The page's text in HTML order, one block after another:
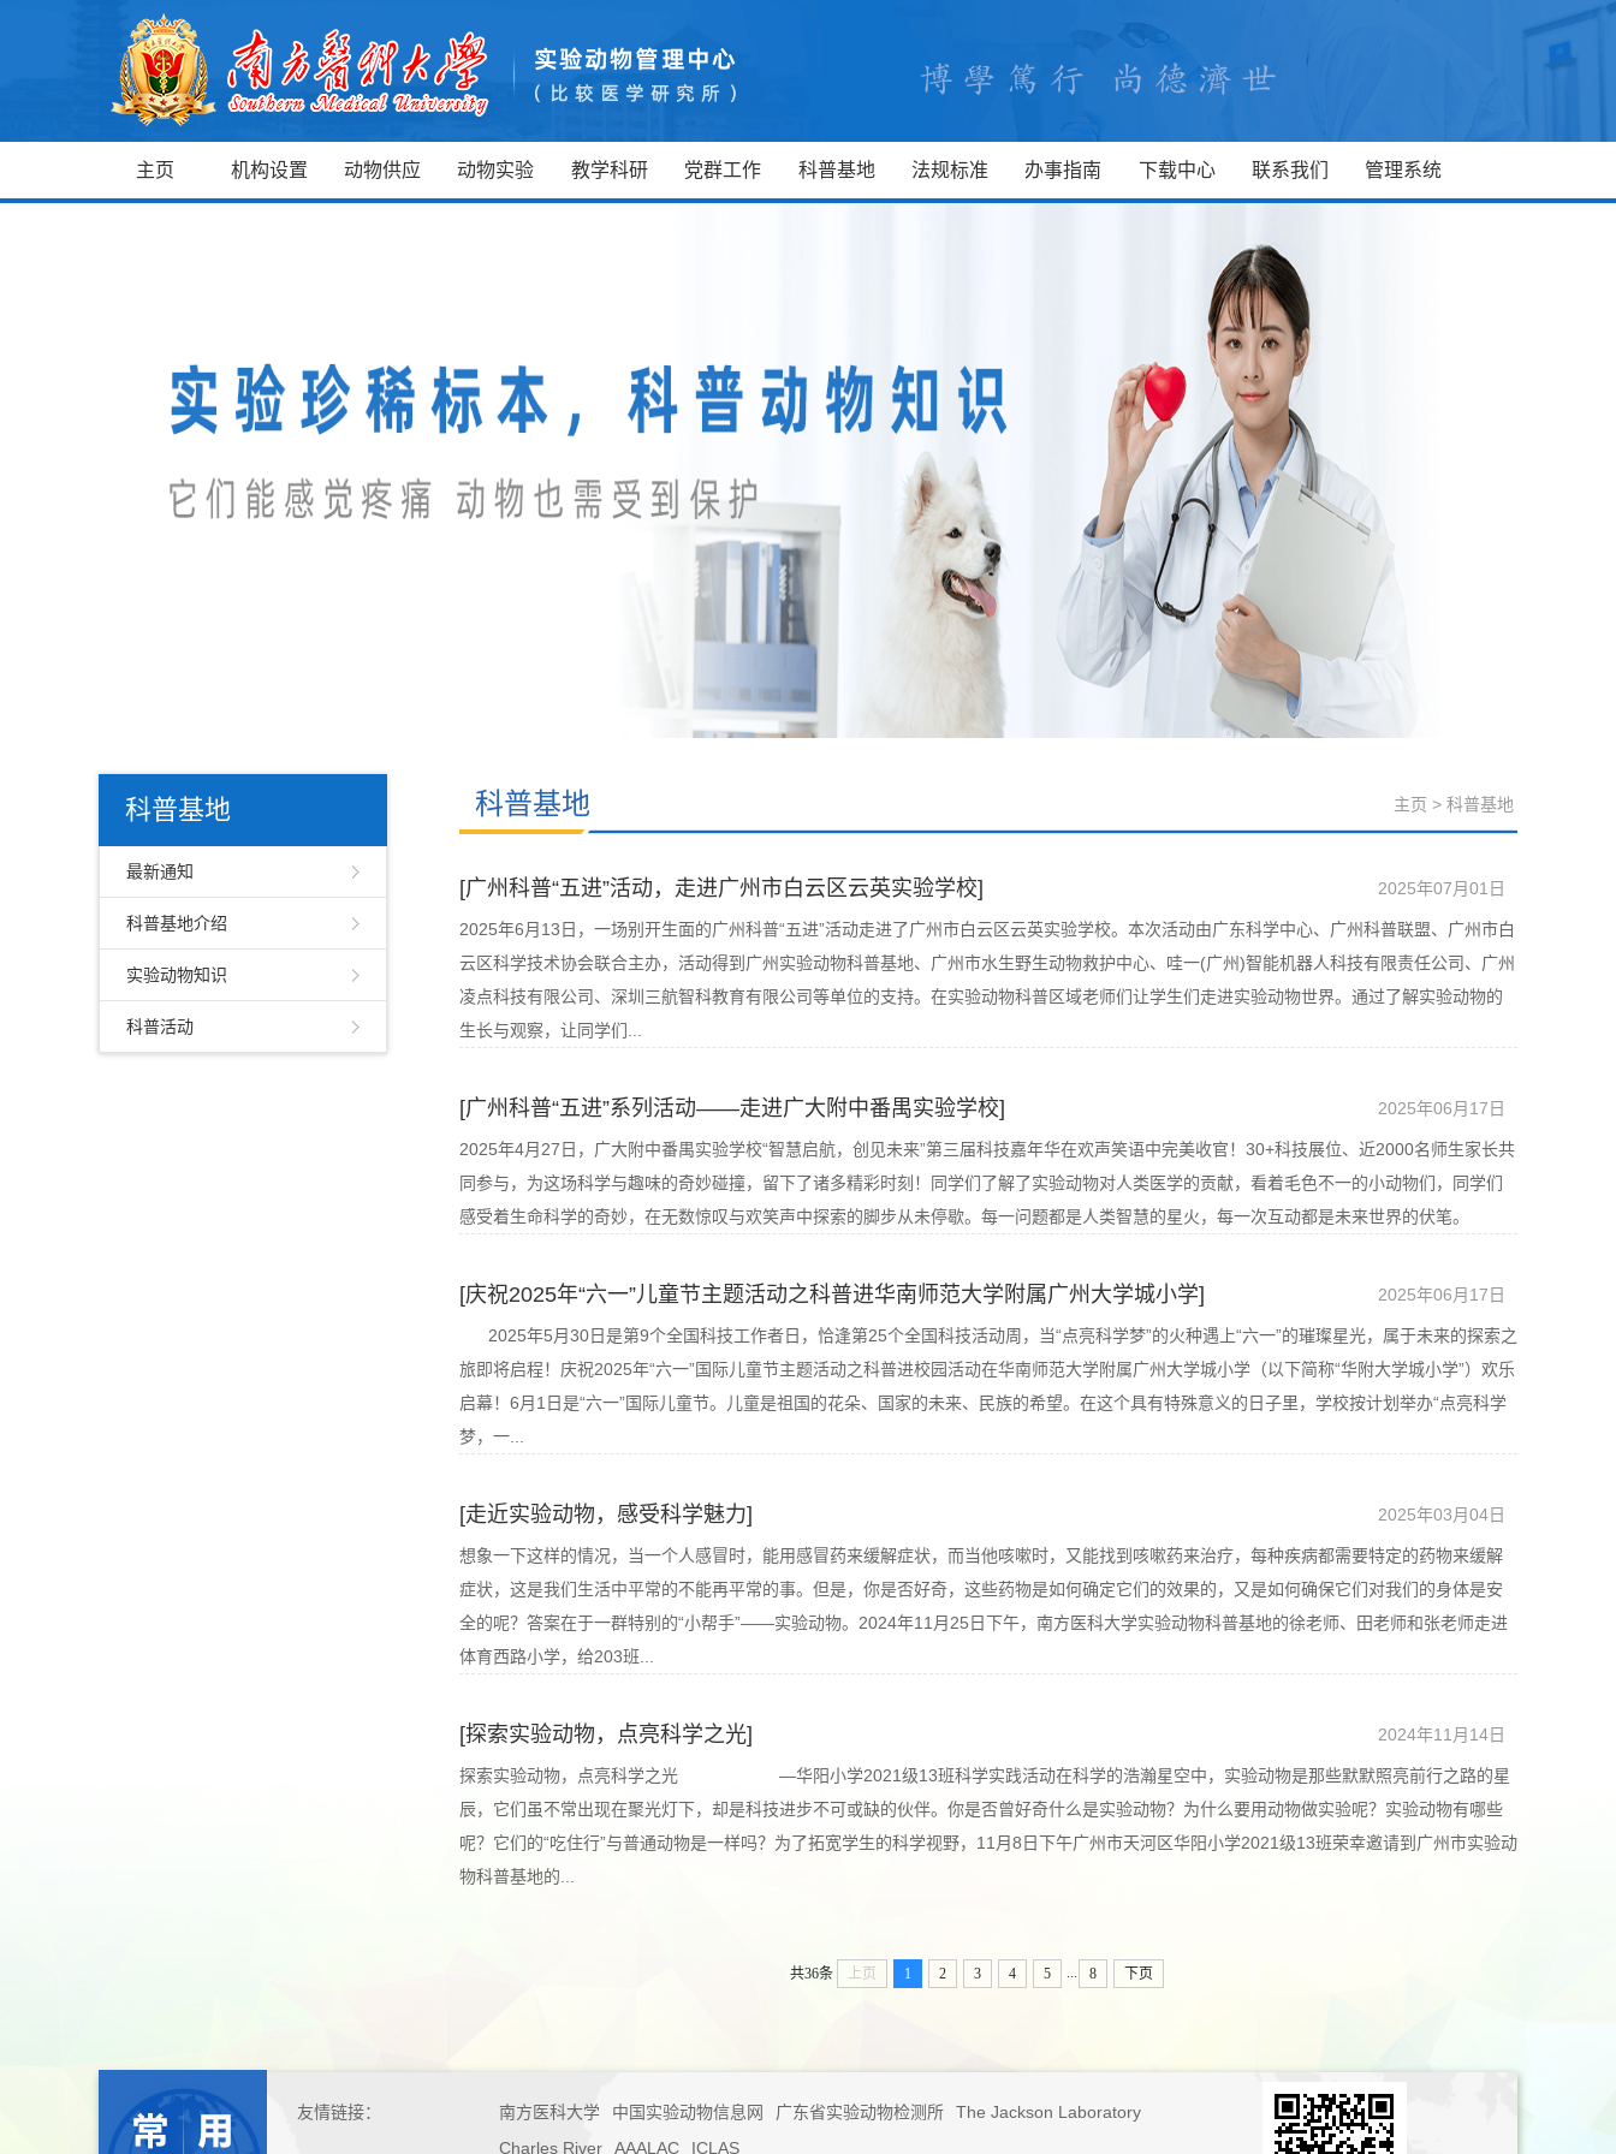
主页 机构设置 动物供应 动物实验 教学科研 党群工作 科普基地 法规标准 办事指南 下载中心 联系我们 管理系统
科普基地
最新通知
科普基地介绍
实验动物知识
科普活动
科普基地 主页 > 科普基地
[广州科普“五进”活动，走进广州市白云区云英实验学校] 2025年07月01日
2025年6月13日，一场别开生面的广州科普“五进”活动走进了广州市白云区云英实验学校。本次活动由广东科学中心、广州科普联盟、广州市白
云区科学技术协会联合主办，活动得到广州实验动物科普基地、广州市水生野生动物救护中心、哇一(广州)智能机器人科技有限责任公司、广州
凌点科技有限公司、深圳三航智科教育有限公司等单位的支持。在实验动物科普区域老师们让学生们走进实验动物世界。通过了解实验动物的
生长与观察，让同学们...
[广州科普“五进”系列活动——走进广大附中番禺实验学校] 2025年06月17日
2025年4月27日，广大附中番禺实验学校“智慧启航，创见未来”第三届科技嘉年华在欢声笑语中完美收官！30+科技展位、近2000名师生家长共
同参与，为这场科学与趣味的奇妙碰撞，留下了诸多精彩时刻！同学们了解了实验动物对人类医学的贡献，看着毛色不一的小动物们，同学们
感受着生命科学的奇妙，在无数惊叹与欢笑声中探索的脚步从未停歇。每一问题都是人类智慧的星火，每一次互动都是未来世界的伏笔。
[庆祝2025年“六一”儿童节主题活动之科普进华南师范大学附属广州大学城小学] 2025年06月17日
2025年5月30日是第9个全国科技工作者日，恰逢第25个全国科技活动周，当“点亮科学梦”的火种遇上“六一”的璀璨星光，属于未来的探索之
旅即将启程！庆祝2025年“六一”国际儿童节主题活动之科普进校园活动在华南师范大学附属广州大学城小学（以下简称“华附大学城小学”）欢乐
启幕！6月1日是“六一”国际儿童节。儿童是祖国的花朵、国家的未来、民族的希望。在这个具有特殊意义的日子里，学校按计划举办“点亮科学
梦，一...
[走近实验动物，感受科学魅力] 2025年03月04日
‌想象一下这样的情况，当一个人感冒时，能用感冒药来缓解症状，而当他咳嗽时，又能找到咳嗽药来治疗，每种疾病都需要特定的药物来缓解
症状，这是我们生活中平常的不能再平常的事。但是，你是否好奇，这些药物是如何确定它们的效果的，又是如何确保它们对我们的身体是安
全的呢？答案在于一群特别的“小帮手”——实验动物。2024年11月25日下午，南方医科大学实验动物科普基地的徐老师、田老师和张老师走进
体育西路小学，给203班...
[探索实验动物，点亮科学之光] 2024年11月14日
探索实验动物，点亮科学之光 —华阳小学2021级13班科学实践活动在科学的浩瀚星空中，实验动物是那些默默照亮前行之路的星
辰，它们虽不常出现在聚光灯下，却是科技进步不可或缺的伙伴。你是否曾好奇什么是实验动物？为什么要用动物做实验呢？实验动物有哪些
呢？它们的“吃住行”与普通动物是一样吗？为了拓宽学生的科学视野，11月8日下午广州市天河区华阳小学2021级13班荣幸邀请到广州市实验动
物科普基地的...
共36条 上页 1 2 3 4 5 8 下页
友情链接： 南方医科大学 中国实验动物信息网 广东省实验动物检测所
The Jackson Laboratory
Charles River
AAALAC ICLAS